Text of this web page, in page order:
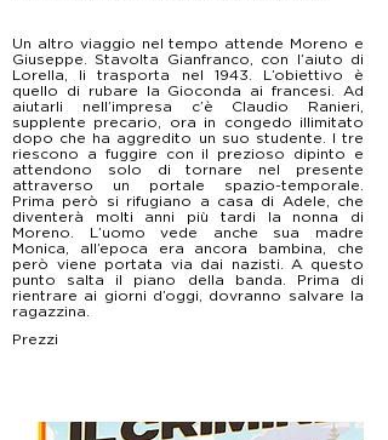
Un altro viaggio nel tempo attende Moreno e
Giuseppe. Stavolta Gianfranco, con l’aiuto di
Lorella, li trasporta nel 1943. L’obiettivo è
quello di rubare la Gioconda ai francesi. Ad
aiutarli nell’impresa c’è Claudio Ranieri,
supplente precario, ora in congedo illimitato
dopo che ha aggredito un suo studente. I tre
riescono a fuggire con il prezioso dipinto e
attendono solo di tornare nel presente
attraverso un portale spazio-temporale.
Prima però si rifugiano a casa di Adele, che
diventerà molti anni più tardi la nonna di
Moreno. L’uomo vede anche sua madre
Monica, all’epoca era ancora bambina, che
però viene portata via dai nazisti. A questo
punto salta il piano della banda. Prima di
rientrare ai giorni d’oggi, dovranno salvare la
ragazzina.
Prezzi